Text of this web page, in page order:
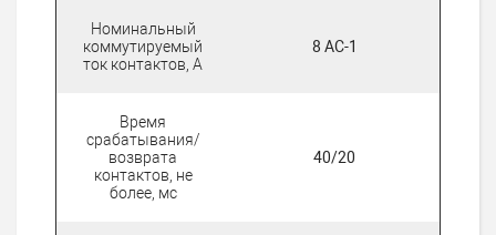
Номинальный
коммутируемый
ток контактов, А
8 AC-1
Время
срабатывания/
возврата
контактов, не
более, мс
40/20